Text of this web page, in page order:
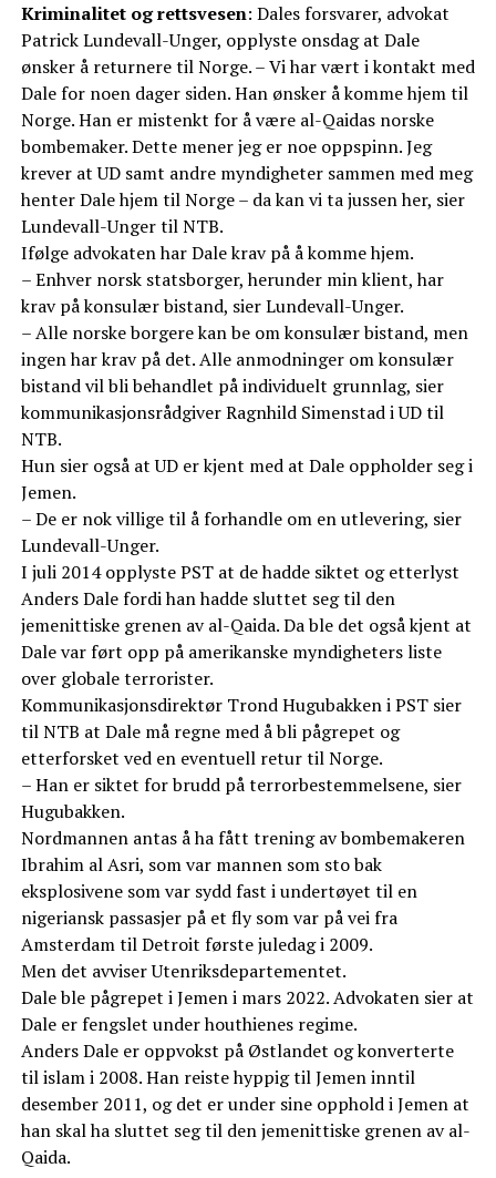
Kriminalitet og rettsvesen: Dales forsvarer, advokat
Patrick Lundevall-Unger, opplyste onsdag at Dale
ønsker å returnere til Norge. – Vi har vært i kontakt med
Dale for noen dager siden. Han ønsker å komme hjem til
Norge. Han er mistenkt for å være al-Qaidas norske
bombemaker. Dette mener jeg er noe oppspinn. Jeg
krever at UD samt andre myndigheter sammen med meg
henter Dale hjem til Norge – da kan vi ta jussen her, sier
Lundevall-Unger til NTB.
Ifølge advokaten har Dale krav på å komme hjem.
– Enhver norsk statsborger, herunder min klient, har
krav på konsulær bistand, sier Lundevall-Unger.
– Alle norske borgere kan be om konsulær bistand, men
ingen har krav på det. Alle anmodninger om konsulær
bistand vil bli behandlet på individuelt grunnlag, sier
kommunikasjonsrådgiver Ragnhild Simenstad i UD til
NTB.
Hun sier også at UD er kjent med at Dale oppholder seg i
Jemen.
– De er nok villige til å forhandle om en utlevering, sier
Lundevall-Unger.
I juli 2014 opplyste PST at de hadde siktet og etterlyst
Anders Dale fordi han hadde sluttet seg til den
jemenittiske grenen av al-Qaida. Da ble det også kjent at
Dale var ført opp på amerikanske myndigheters liste
over globale terrorister.
Kommunikasjonsdirektør Trond Hugubakken i PST sier
til NTB at Dale må regne med å bli pågrepet og
etterforsket ved en eventuell retur til Norge.
– Han er siktet for brudd på terrorbestemmelsene, sier
Hugubakken.
Nordmannen antas å ha fått trening av bombemakeren
Ibrahim al Asri, som var mannen som sto bak
eksplosivene som var sydd fast i undertøyet til en
nigeriansk passasjer på et fly som var på vei fra
Amsterdam til Detroit første juledag i 2009.
Men det avviser Utenriksdepartementet.
Dale ble pågrepet i Jemen i mars 2022. Advokaten sier at
Dale er fengslet under houthienes regime.
Anders Dale er oppvokst på Østlandet og konverterte
til islam i 2008. Han reiste hyppig til Jemen inntil
desember 2011, og det er under sine opphold i Jemen at
han skal ha sluttet seg til den jemenittiske grenen av al-
Qaida.